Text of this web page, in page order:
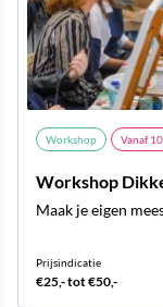
Workshop Vanaf10
Workshop
Maak je eigen
Prijsindicatie
€25,- tot €50,-